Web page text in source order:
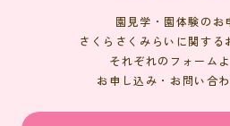
園見学・園体験のお
さくらさくみらいに関する
それぞれのフォーム
お申し込み・お問い合わ